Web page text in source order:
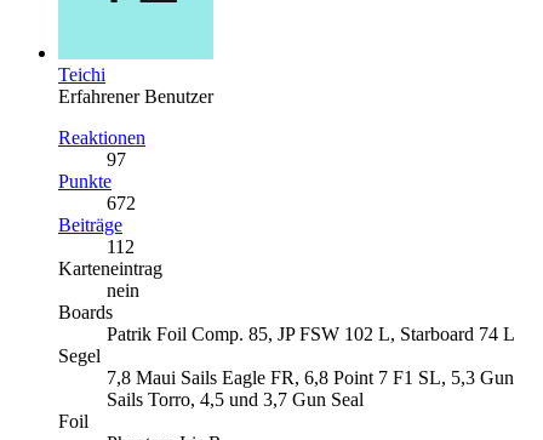
Teichi
Erfahrener Benutzer
Reaktionen
97
Punkte
672
Beiträge
112
Karteneintrag
nein
Boards
Patrik Foil Comp. 85, JP FSW 102 L, Starboard 74 L
Segel
7,8 Maui Sails Eagle FR, 6,8 Point 7 F1 SL, 5,3 Gun
Sails Torro, 4,5 und 3,7 Gun Seal
Foil